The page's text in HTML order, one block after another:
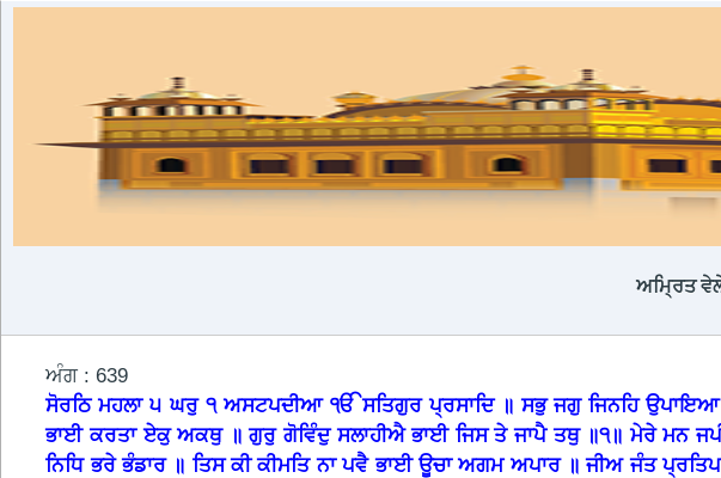
ਅਮ੍ਰਿਤ
ਅੰਗ : 639
ਸੋਰਠਿ ਮਹਲਾ ੫ ਘਰੁ ੧ ਅਸਟਪਦੀਆ ੴ ਸਤਿਗੁਰ ਪ੍ਰਸਾਦਿ ॥ ਸਭੁ ਜਗੁ ਜਿਨਹਿ
ਭਾਈ ਕਰਤਾ ਏਕੁ ਅਕਥੁ ॥ ਗੁਰੁ ਗੋਵਿੰਦੁ ਸਲਾਹੀਐ ਭਾਈ ਜਿਸ ਤੇ ਜਾਪੈ ਤਥੁ ॥੧॥ ਮੇਰੇ ਮਨ
ਨਿਧਿ ਭਰੇ ਭੰਡਾਰ ॥ ਤਿਸ ਕੀ ਕੀਮਤਿ ਨਾ ਪਵੈ ਭਾਈ ਊਚਾ ਅਗਮ ਅਪਾਰ ॥ ਜੀਅ ਜੰਤ